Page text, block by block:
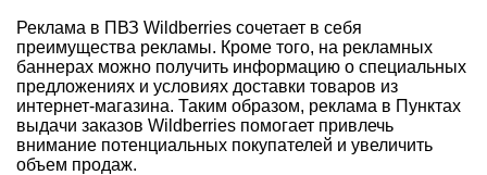
Реклама в ПВЗ Wildberries сочетает в себя
преимущества рекламы. Кроме того, на рекламных
баннерах можно получить информацию о специальных
предложениях и условиях доставки товаров из
интернет-магазина. Таким образом, реклама в Пунктах
выдачи заказов Wildberries помогает привлечь
внимание потенциальных покупателей и увеличить
объем продаж.